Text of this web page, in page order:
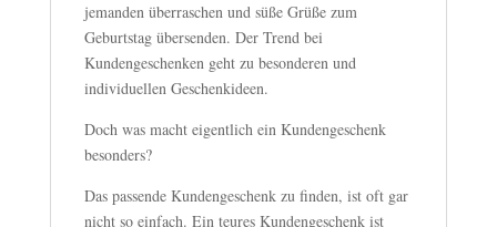
jemanden überraschen und süße Grüße zum
Geburtstag übersenden. Der Trend bei
Kundengeschenken geht zu besonderen und
individuellen Geschenkideen.
Doch was macht eigentlich ein Kundengeschenk
besonders?
Das passende Kundengeschenk zu finden, ist oft gar
nicht so einfach. Ein teures Kundengeschenk ist